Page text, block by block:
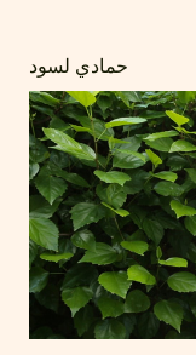
حمادي لسود